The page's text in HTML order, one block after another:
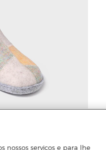
nossos serviços e para lhe